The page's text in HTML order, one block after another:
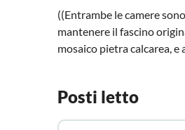
((Entrambe le camere
mantenere il fascino
mosaico pietra calcarea,
Posti letto